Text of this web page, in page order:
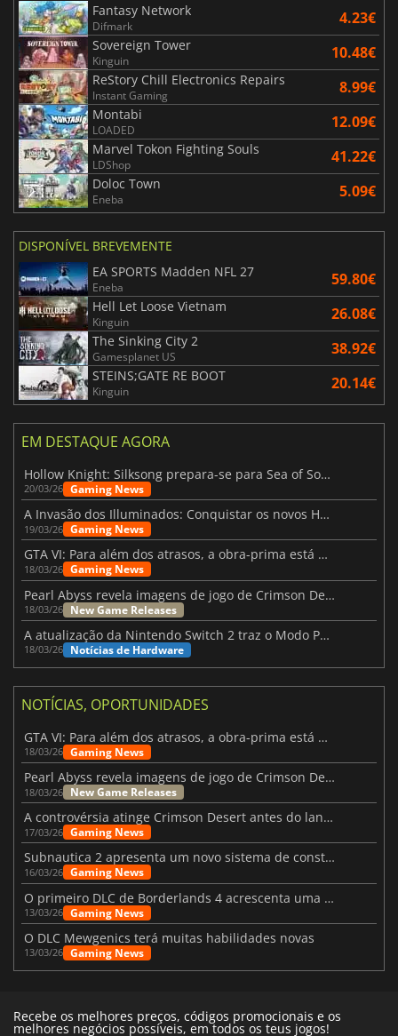
Fantasy Network
Difmark 4.23€
Sovereign Tower
Kinguin 10.48€
ReStory Chill Electronics Repairs
Instant Gaming 8.99€
Montabi
LOADED 12.09€
Marvel Tokon Fighting Souls
LDShop 41.22€
Doloc Town
Eneba 5.09€
DISPONÍVEL BREVEMENTE
EA SPORTS Madden NFL 27
Eneba 59.80€
Hell Let Loose Vietnam
Kinguin 26.08€
The Sinking City 2
Gamesplanet US 38.92€
STEINS;GATE RE BOOT
Kinguin 20.14€
EM DESTAQUE AGORA
Hollow Knight: Silksong prepara-se para Sea of Sorrow com um patch
20/03/26 Gaming News
A Invasão dos Illuminados: Conquistar os novos Helldivers 2 Atualização!
19/03/26 Gaming News
GTA VI: Para além dos atrasos, a obra-prima está quase a chegar
18/03/26 Gaming News
Pearl Abyss revela imagens de jogo de Crimson Desert para a PS5
18/03/26 New Game Releases
A atualização da Nintendo Switch 2 traz o Modo Portátil aos jogos mais antigos da Switch
18/03/26 Notícias de Hardware
NOTÍCIAS, OPORTUNIDADES
GTA VI: Para além dos atrasos, a obra-prima está quase a chegar
18/03/26 Gaming News
Pearl Abyss revela imagens de jogo de Crimson Desert para a PS5
18/03/26 New Game Releases
A controvérsia atinge Crimson Desert antes do lançamento
17/03/26 Gaming News
Subnautica 2 apresenta um novo sistema de construção de bases
16/03/26 Gaming News
O primeiro DLC de Borderlands 4 acrescenta uma nova personagem e muito mais
13/03/26 Gaming News
O DLC Mewgenics terá muitas habilidades novas
13/03/26 Gaming News
Recebe os melhores preços, códigos promocionais e os
melhores negócios possíveis, em todos os teus jogos!